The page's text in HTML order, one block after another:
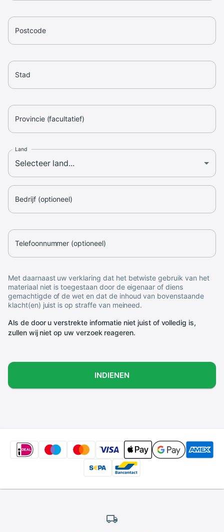
Postcode
Stad
Provincie (facultatief)
Land
Bedrijf (optioneel)
Telefoonnummer (optioneel)
Met daarnaast uw verklaring dat het betwiste gebruik van het
materiaal niet is toegestaan door de eigenaar of diens
gemachtigde of de wet en dat de inhoud van bovenstaande
klacht(en) juist is op straffe van meineed.
Als de door u verstrekte informatie niet juist of volledig is,
zullen wij niet op uw verzoek reageren.
INDIENEN